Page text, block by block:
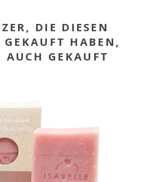
DIE DIESEN
HABEN,
AUCH GEKAUFT